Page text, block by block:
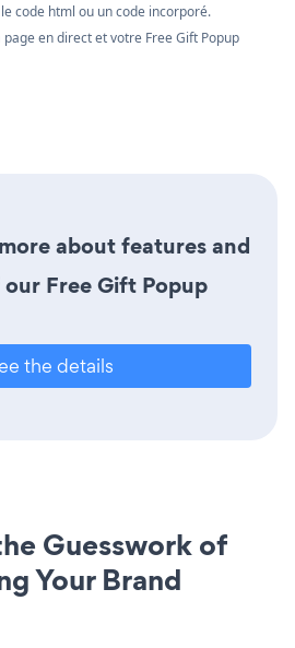
code html ou un code incorporé.
en direct et votre Free Gift Popup
about features and
Free Gift Popup
the details
Guesswork of
Your Brand